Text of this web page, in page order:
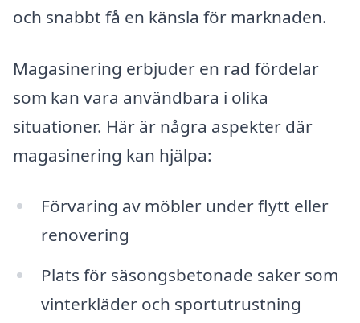
och snabbt få en känsla för marknaden.
Magasinering erbjuder en rad fördelar
som kan vara användbara i olika
situationer. Här är några aspekter där
magasinering kan hjälpa:
Förvaring av möbler under flytt eller
renovering
Plats för säsongsbetonade saker som
vinterkläder och sportutrustning